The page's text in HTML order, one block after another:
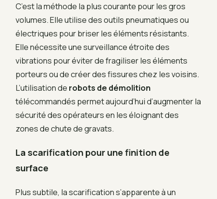
C’est la méthode la plus courante pour les gros
volumes. Elle utilise des outils pneumatiques ou
électriques pour briser les éléments résistants.
Elle nécessite une surveillance étroite des
vibrations pour éviter de fragiliser les éléments
porteurs ou de créer des fissures chez les voisins.
L’utilisation de robots de démolition
télécommandés permet aujourd’hui d’augmenter la
sécurité des opérateurs en les éloignant des
zones de chute de gravats.
La scarification pour une finition de
surface
Plus subtile, la scarification s’apparente à un